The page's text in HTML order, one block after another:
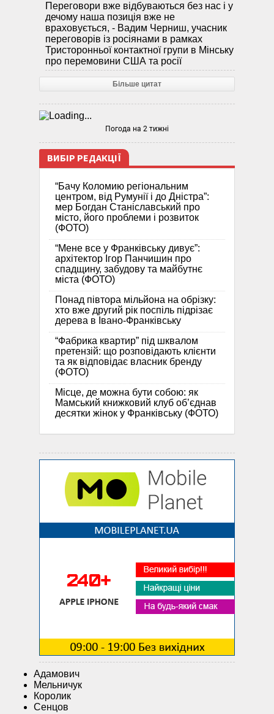
Переговори вже відбуваються без нас і у
дечому наша позиція вже не
враховується, - Вадим Черниш, учасник
переговорів із росіянами в рамках
Тристоронньої контактної групи в Мінську
про перемовини США та росії
Більше цитат
Погода на 2 тижні
ВИБІР РЕДАКЦІЇ
“Бачу Коломию регіональним
центром, від Румунії і до Дністра”:
мер Богдан Станіславський про
місто, його проблеми і розвиток
(ФОТО)
“Мене все у Франківську дивує”:
архітектор Ігор Панчишин про
спадщину, забудову та майбутнє
міста (ФОТО)
Понад півтора мільйона на обрізку:
хто вже другий рік поспіль підрізає
дерева в Івано-Франківську
“Фабрика квартир” під шквалом
претензій: що розповідають клієнти
та як відповідає власник бренду
(ФОТО)
Місце, де можна бути собою: як
Мамський книжковий клуб об’єднав
десятки жінок у Франківську (ФОТО)
Адамович
Мельничук
Королик
Сенцов